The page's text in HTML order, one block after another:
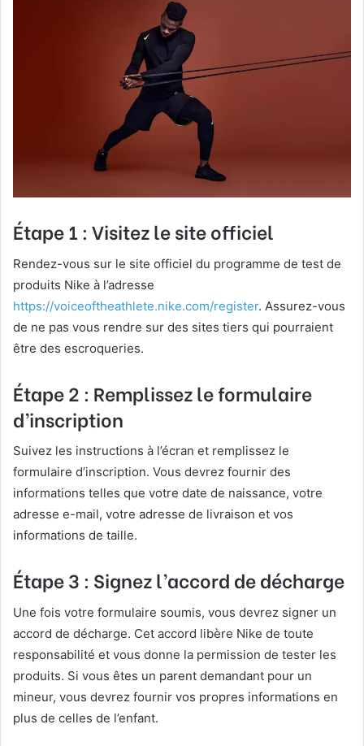
Étape 1 : Visitez le site officiel
Rendez-vous sur le site officiel du programme de test de
produits Nike à l’adresse
https://voiceoftheathlete.nike.com/register. Assurez-vous
de ne pas vous rendre sur des sites tiers qui pourraient
être des escroqueries.
Étape 2 : Remplissez le formulaire
d’inscription
Suivez les instructions à l’écran et remplissez le
formulaire d’inscription. Vous devrez fournir des
informations telles que votre date de naissance, votre
adresse e-mail, votre adresse de livraison et vos
informations de taille.
Étape 3 : Signez l’accord de décharge
Une fois votre formulaire soumis, vous devrez signer un
accord de décharge. Cet accord libère Nike de toute
responsabilité et vous donne la permission de tester les
produits. Si vous êtes un parent demandant pour un
mineur, vous devrez fournir vos propres informations en
plus de celles de l’enfant.